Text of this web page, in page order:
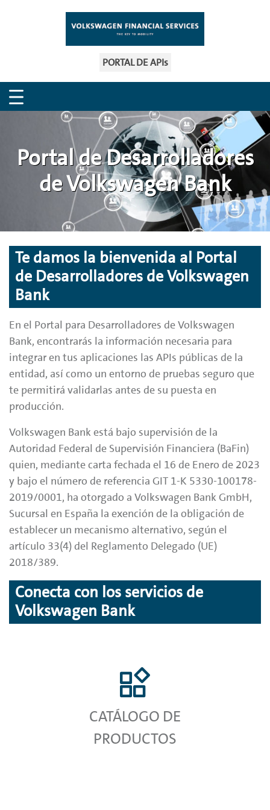
PORTAL DE APIs
Portal de Desarrolladores
de Volkswagen Bank
Te damos la bienvenida al Portal
de Desarrolladores de Volkswagen
Bank
En el Portal para Desarrolladores de Volkswagen
Bank, encontrarás la información necesaria para
integrar en tus aplicaciones las APIs públicas de la
entidad, así como un entorno de pruebas seguro que
te permitirá validarlas antes de su puesta en
producción.
Volkswagen Bank está bajo supervisión de la
Autoridad Federal de Supervisión Financiera (BaFin)
quien, mediante carta fechada el 16 de Enero de 2023
y bajo el número de referencia GIT 1-K 5330-100178-
2019/0001, ha otorgado a Volkswagen Bank GmbH,
Sucursal en España la exención de la obligación de
establecer un mecanismo alternativo, según el
artículo 33(4) del Reglamento Delegado (UE)
2018/389.
Conecta con los servicios de
Volkswagen Bank
CATÁLOGO DE
PRODUCTOS